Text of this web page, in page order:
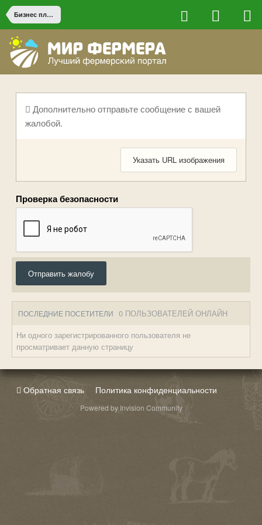
Бизнес планы и партнерство
Дополнительно отправьте сообщение с вашей
жалобой.
Указать URL изображения
Проверка безопасности
Отправить жалобу
ПОСЛЕДНИЕ ПОСЕТИТЕЛИ 0 ПОЛЬЗОВАТЕЛЕЙ ОНЛАЙН
Ни одного зарегистрированного пользователя не
просматривает данную страницу
Обратная связь Политика конфиденциальности
Powered by Invision Community